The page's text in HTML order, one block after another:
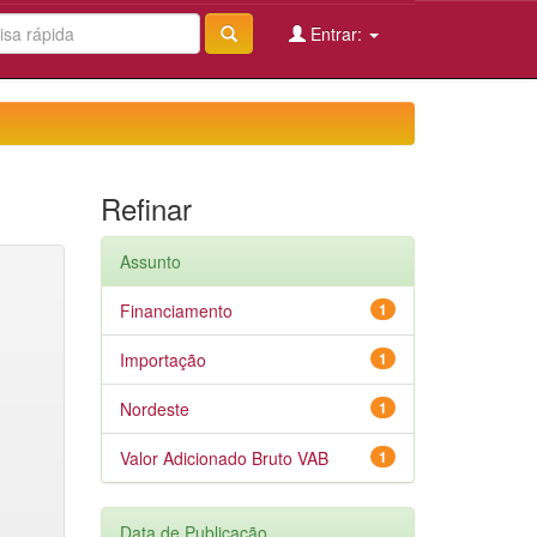
Entrar:
Refinar
Assunto
1
Financiamento
1
Importação
1
Nordeste
1
Valor Adicionado Bruto VAB
Data de Publicação